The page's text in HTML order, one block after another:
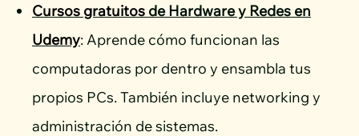
Cursos gratuitos de Hardware y Redes en
Udemy: Aprende cómo funcionan las
computadoras por dentro y ensambla tus
propios PCs. También incluye networking y
administración de sistemas.